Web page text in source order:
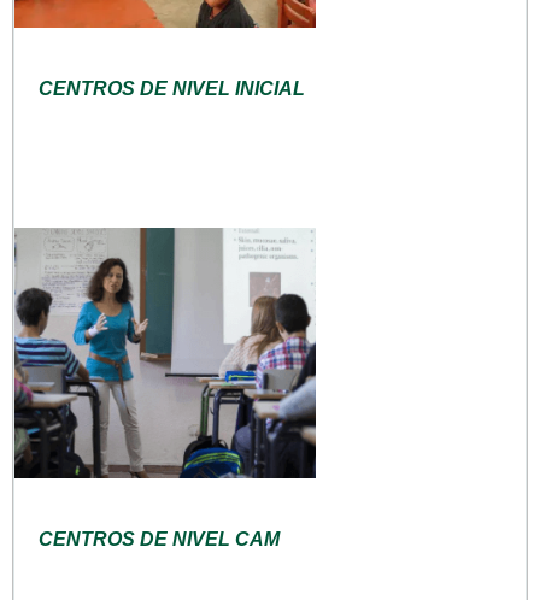
CENTROS DE NIVEL INICIAL
CENTROS DE NIVEL CAM